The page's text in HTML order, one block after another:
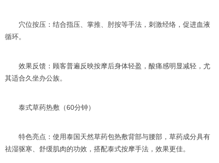
穴位按压：结合指压、掌推、肘按等手法，刺激经络，促进血液
循环。
效果反馈：顾客普遍反映按摩后身体轻盈，酸痛感明显减轻，尤
其适合久坐办公族。
泰式草药热敷（60分钟）
特色亮点：使用泰国天然草药包热敷背部与腰部，草药成分具有
祛湿驱寒、舒缓肌肉的功效，搭配泰式按摩手法，效果更佳。